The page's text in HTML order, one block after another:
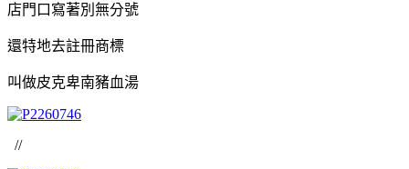
店門口寫著別無分號
還特地去註冊商標
叫做皮克卑南豬血湯
//